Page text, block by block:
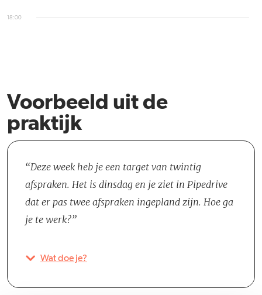
18:00
Voorbeeld uit de
praktijk
Deze week heb je een target van twintig
afspraken. Het is dinsdag en je ziet in Pipedrive
dat er pas twee afspraken ingepland zijn. Hoe ga
je te werk?
Wat doe je?